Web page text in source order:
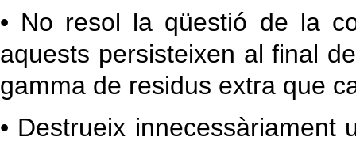
• No resol la qüestió de la
aquests persisteixen al final
gamma de residus extra que
• Destrueix